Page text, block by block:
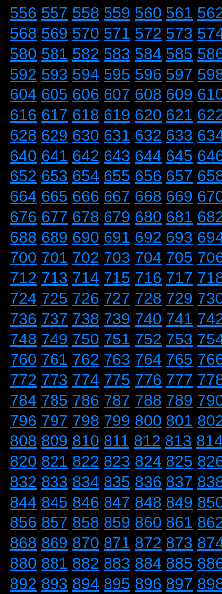
556 557 558 559 560 561
568 569 570 571 572 573
580 581 582 583 584 585
592 593 594 595 596 597
604 605 606 607 608 609
616 617 618 619 620 621
628 629 630 631 632 633
640 641 642 643 644 645
652 653 654 655 656 657
664 665 666 667 668 669
676 677 678 679 680 681
688 689 690 691 692 693
700 701 702 703 704 705
712 713 714 715 716 717
724 725 726 727 728 729
736 737 738 739 740 741
748 749 750 751 752 753
760 761 762 763 764 765
772 773 774 775 776 777
784 785 786 787 788 789
796 797 798 799 800 801
808 809 810 811 812 813
820 821 822 823 824 825
832 833 834 835 836 837
844 845 846 847 848 849
856 857 858 859 860 861
868 869 870 871 872 873
880 881 882 883 884 885
892 893 894 895 896 897